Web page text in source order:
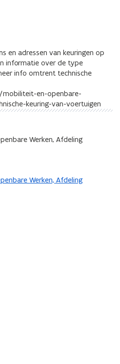
en adressen van keuringen op
informatie over de type
info omtrent technische
en-openbare-
keuring-van-voertuigen
Werken, Afdeling
Werken, Afdeling